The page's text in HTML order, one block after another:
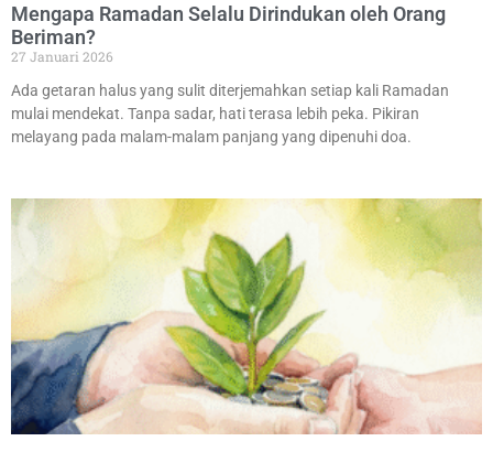
Mengapa Ramadan Selalu Dirindukan oleh Orang
Beriman?
27 Januari 2026
Ada getaran halus yang sulit diterjemahkan setiap kali Ramadan
mulai mendekat. Tanpa sadar, hati terasa lebih peka. Pikiran
melayang pada malam-malam panjang yang dipenuhi doa.